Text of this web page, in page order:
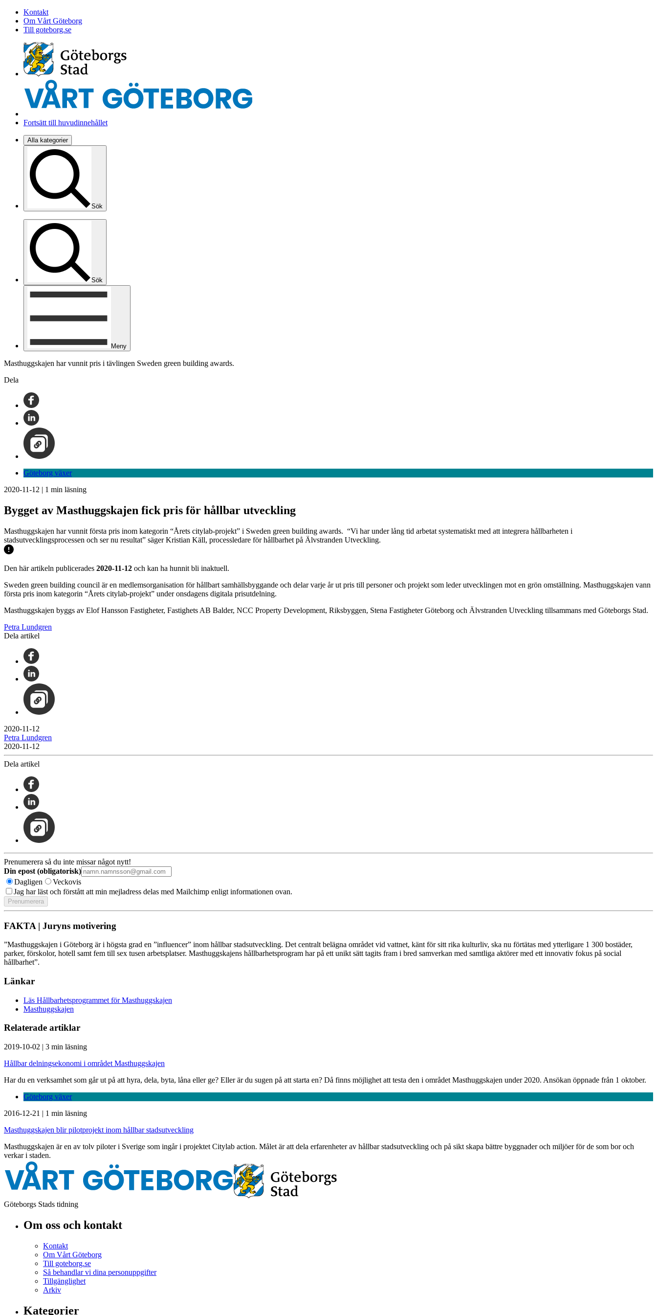
Kontakt
Om Vårt Göteborg
Till goteborg.se
Fortsätt till huvudinnehållet
Alla kategorier
Sök
Sök
Meny
Masthuggskajen har vunnit pris i tävlingen Sweden green building awards.
Dela
Göteborg växer
2020-11-12 | 1 min läsning
Bygget av Masthuggskajen fick pris för hållbar utveckling
Masthuggskajen har vunnit första pris inom kategorin “Årets citylab-projekt” i Sweden green building awards. “Vi har under lång tid arbetat systematiskt med att integrera hållbarheten i
stadsutvecklingsprocessen och ser nu resultat” säger Kristian Käll, processledare för hållbarhet på Älvstranden Utveckling.
Den här artikeln publicerades 2020-11-12 och kan ha hunnit bli inaktuell.
Sweden green building council är en medlemsorganisation för hållbart samhällsbyggande och delar varje år ut pris till personer och projekt som leder utvecklingen mot en grön omställning. Masthuggskajen vann
första pris inom kategorin “Årets citylab-projekt” under onsdagens digitala prisutdelning.
Masthuggskajen byggs av Elof Hansson Fastigheter, Fastighets AB Balder, NCC Property Development, Riksbyggen, Stena Fastigheter Göteborg och Älvstranden Utveckling tillsammans med Göteborgs Stad.
Petra Lundgren
Dela artikel
2020-11-12
Petra Lundgren
2020-11-12
Dela artikel
Prenumerera så du inte missar något nytt!
Din epost (obligatorisk)
Dagligen
Veckovis
Jag har läst och förstått att min mejladress delas med Mailchimp enligt informationen ovan.
FAKTA | Juryns motivering
”Masthuggskajen i Göteborg är i högsta grad en ”influencer” inom hållbar stadsutveckling. Det centralt belägna området vid vattnet, känt för sitt rika kulturliv, ska nu förtätas med ytterligare 1 300 bostäder,
parker, förskolor, hotell samt fem till sex tusen arbetsplatser. Masthuggskajens hållbarhetsprogram har på ett unikt sätt tagits fram i bred samverkan med samtliga aktörer med ett innovativ fokus på social
hållbarhet”.
Länkar
Läs Hållbarhetsprogrammet för Masthuggskajen
Masthuggskajen
Relaterade artiklar
2019-10-02 | 3 min läsning
Hållbar delningsekonomi i området Masthuggskajen
Har du en verksamhet som går ut på att hyra, dela, byta, låna eller ge? Eller är du sugen på att starta en? Då finns möjlighet att testa den i området Masthuggskajen under 2020. Ansökan öppnade från 1 oktober.
Göteborg växer
2016-12-21 | 1 min läsning
Masthuggskajen blir pilotprojekt inom hållbar stadsutveckling
Masthuggskajen är en av tolv piloter i Sverige som ingår i projektet Citylab action. Målet är att dela erfarenheter av hållbar stadsutveckling och på sikt skapa bättre byggnader och miljöer för de som bor och
verkar i staden.
Göteborgs Stads tidning
Om oss och kontakt
Kontakt
Om Vårt Göteborg
Till goteborg.se
Så behandlar vi dina personuppgifter
Tillgänglighet
Arkiv
Kategorier